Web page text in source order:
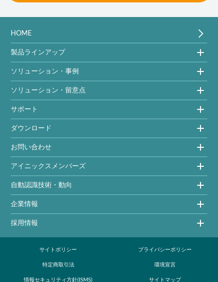
HOME
製品ラインアップ
ソリューション・事例
ソリューション・留意点
サポート
ダウンロード
お問い合わせ
アイニックスメンバーズ
自動認識技術・動向
企業情報
採用情報
サイトポリシー プライバシーポリシー
特定商取引法 環境宣言
情報セキュリティ方針(ISMS) サイトマップ